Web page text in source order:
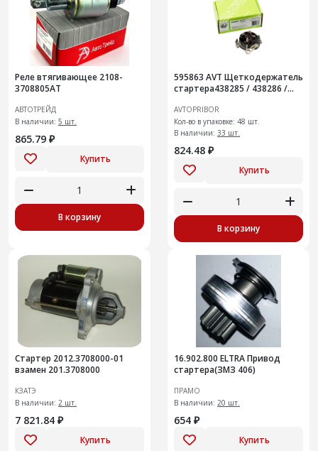
Реле втягивающее 2108-
3708805AT
АВТОТРЕЙД
В наличии: 5 шт.
865.79 ₽
Купить
В корзину
595863 AVT Щеткодержатель
стартера438285 / 438286 /
1,6l 8vVesta
AVTOPRIBOR
Кол-во в упаковке: 48 шт.
В наличии: 33 шт.
824.48 ₽
Купить
В корзину
Стартер 2012.3708000-01
взамен 201.3708000
КЗАТЭ
В наличии: 2 шт.
7 821.84 ₽
Купить
16.902.800 ELTRA Привод
стартера(ЗМЗ 406)
ПРАМО
В наличии: 20 шт.
654 ₽
Купить